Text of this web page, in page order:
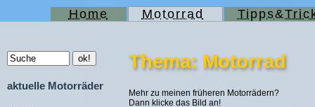
Home Motorrad
aktuelle Motorräder
Thema: Motorrad
Mehr zu meinen früheren Motorrädern?
Dann klicke das Bild an!